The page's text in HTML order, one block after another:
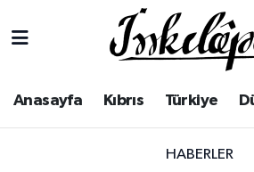
Anasayfa Kıbrıs Türkiye
HABERLER
Kıbrıs
Lefkoşa Nöbetçi Eczaneler
Lefkoşa Hava Durumu
Lefkoşa Trafik Yoğunluk